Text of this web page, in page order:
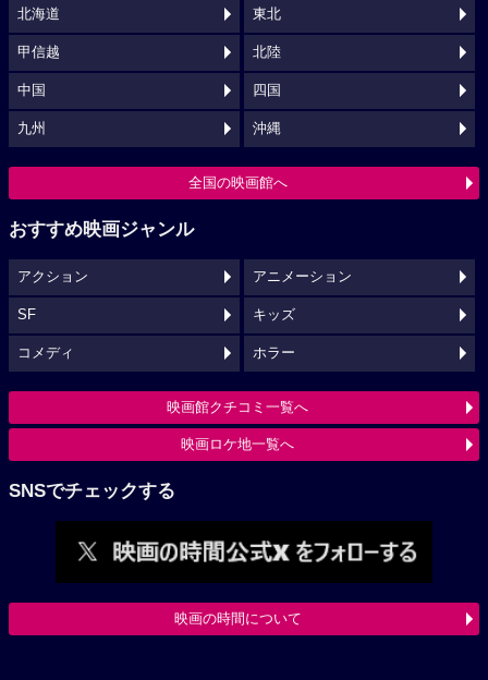
北海道 東北
甲信越 北陸
中国 四国
九州 沖縄
全国の映画館へ
おすすめ映画ジャンル
アクション アニメーション
SF キッズ
コメディ ホラー
映画館クチコミ一覧へ
映画ロケ地一覧へ
SNSでチェックする
映画の時間について